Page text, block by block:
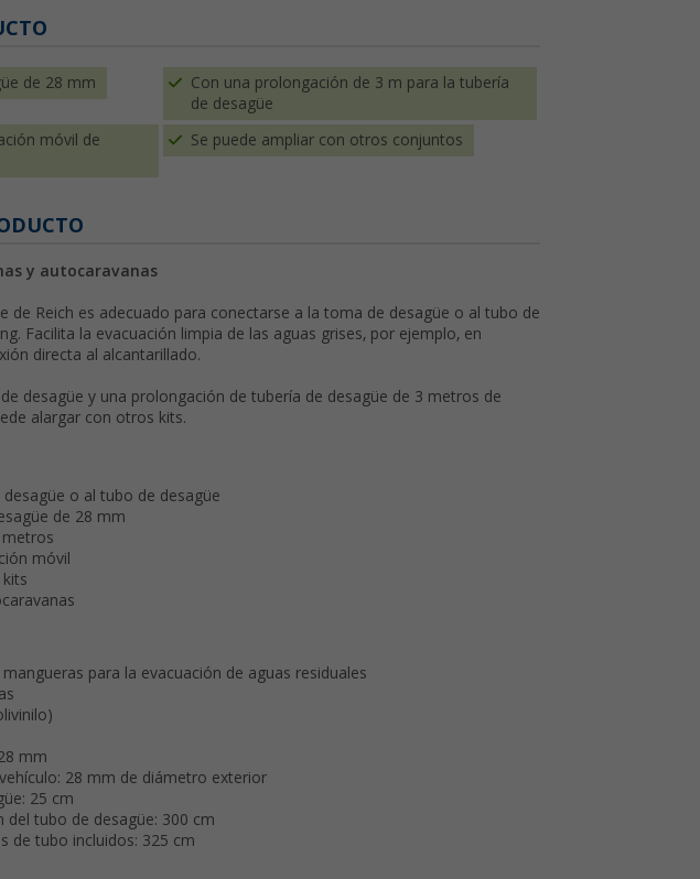
de 28 mm
Con una prolongación de 3 m para la tubería
de desagüe
móvil de
Se puede ampliar con otros conjuntos
y autocaravanas
de Reich es adecuado para conectarse a la toma de desagüe o al tubo de
Facilita la evacuación limpia de las aguas grises, por ejemplo, en
directa al alcantarillado.
desagüe y una prolongación de tubería de desagüe de 3 metros de
alargar con otros kits.
o al tubo de desagüe
de 28 mm
metros
móvil
para la evacuación de aguas residuales
mm
28 mm de diámetro exterior
25 cm
del tubo de desagüe: 300 cm
de tubo incluidos: 325 cm